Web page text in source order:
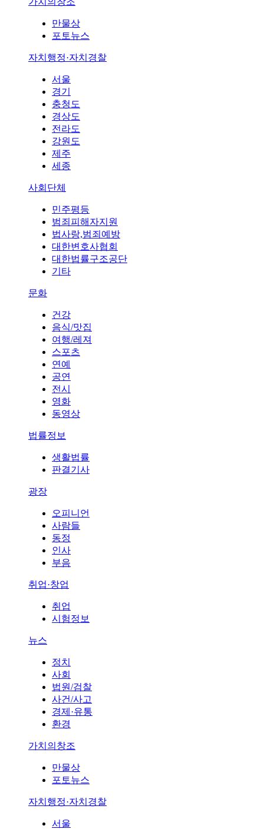
만물상
포토뉴스
자치행정·자치경찰
서울
경기
충청도
경상도
전라도
강원도
제주
세종
사회단체
민주평등
범죄피해자지원
법사랑,범죄예방
대한변호사협회
대한법률구조공단
기타
문화
건강
음식/맛집
여행/레져
스포츠
연예
공연
전시
영화
동영상
법률정보
생활법률
판결기사
광장
오피니언
사람들
동정
인사
부음
취업·창업
취업
시험정보
뉴스
정치
사회
법원/검찰
사건/사고
경제·유통
환경
가치의창조
만물상
포토뉴스
자치행정·자치경찰
서울